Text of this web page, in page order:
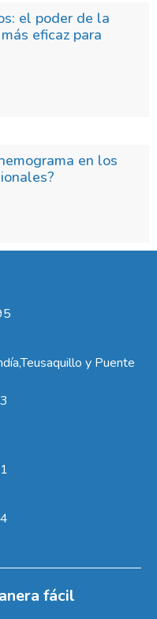
el poder de la
eficaz para
en los
y Puente
fácil